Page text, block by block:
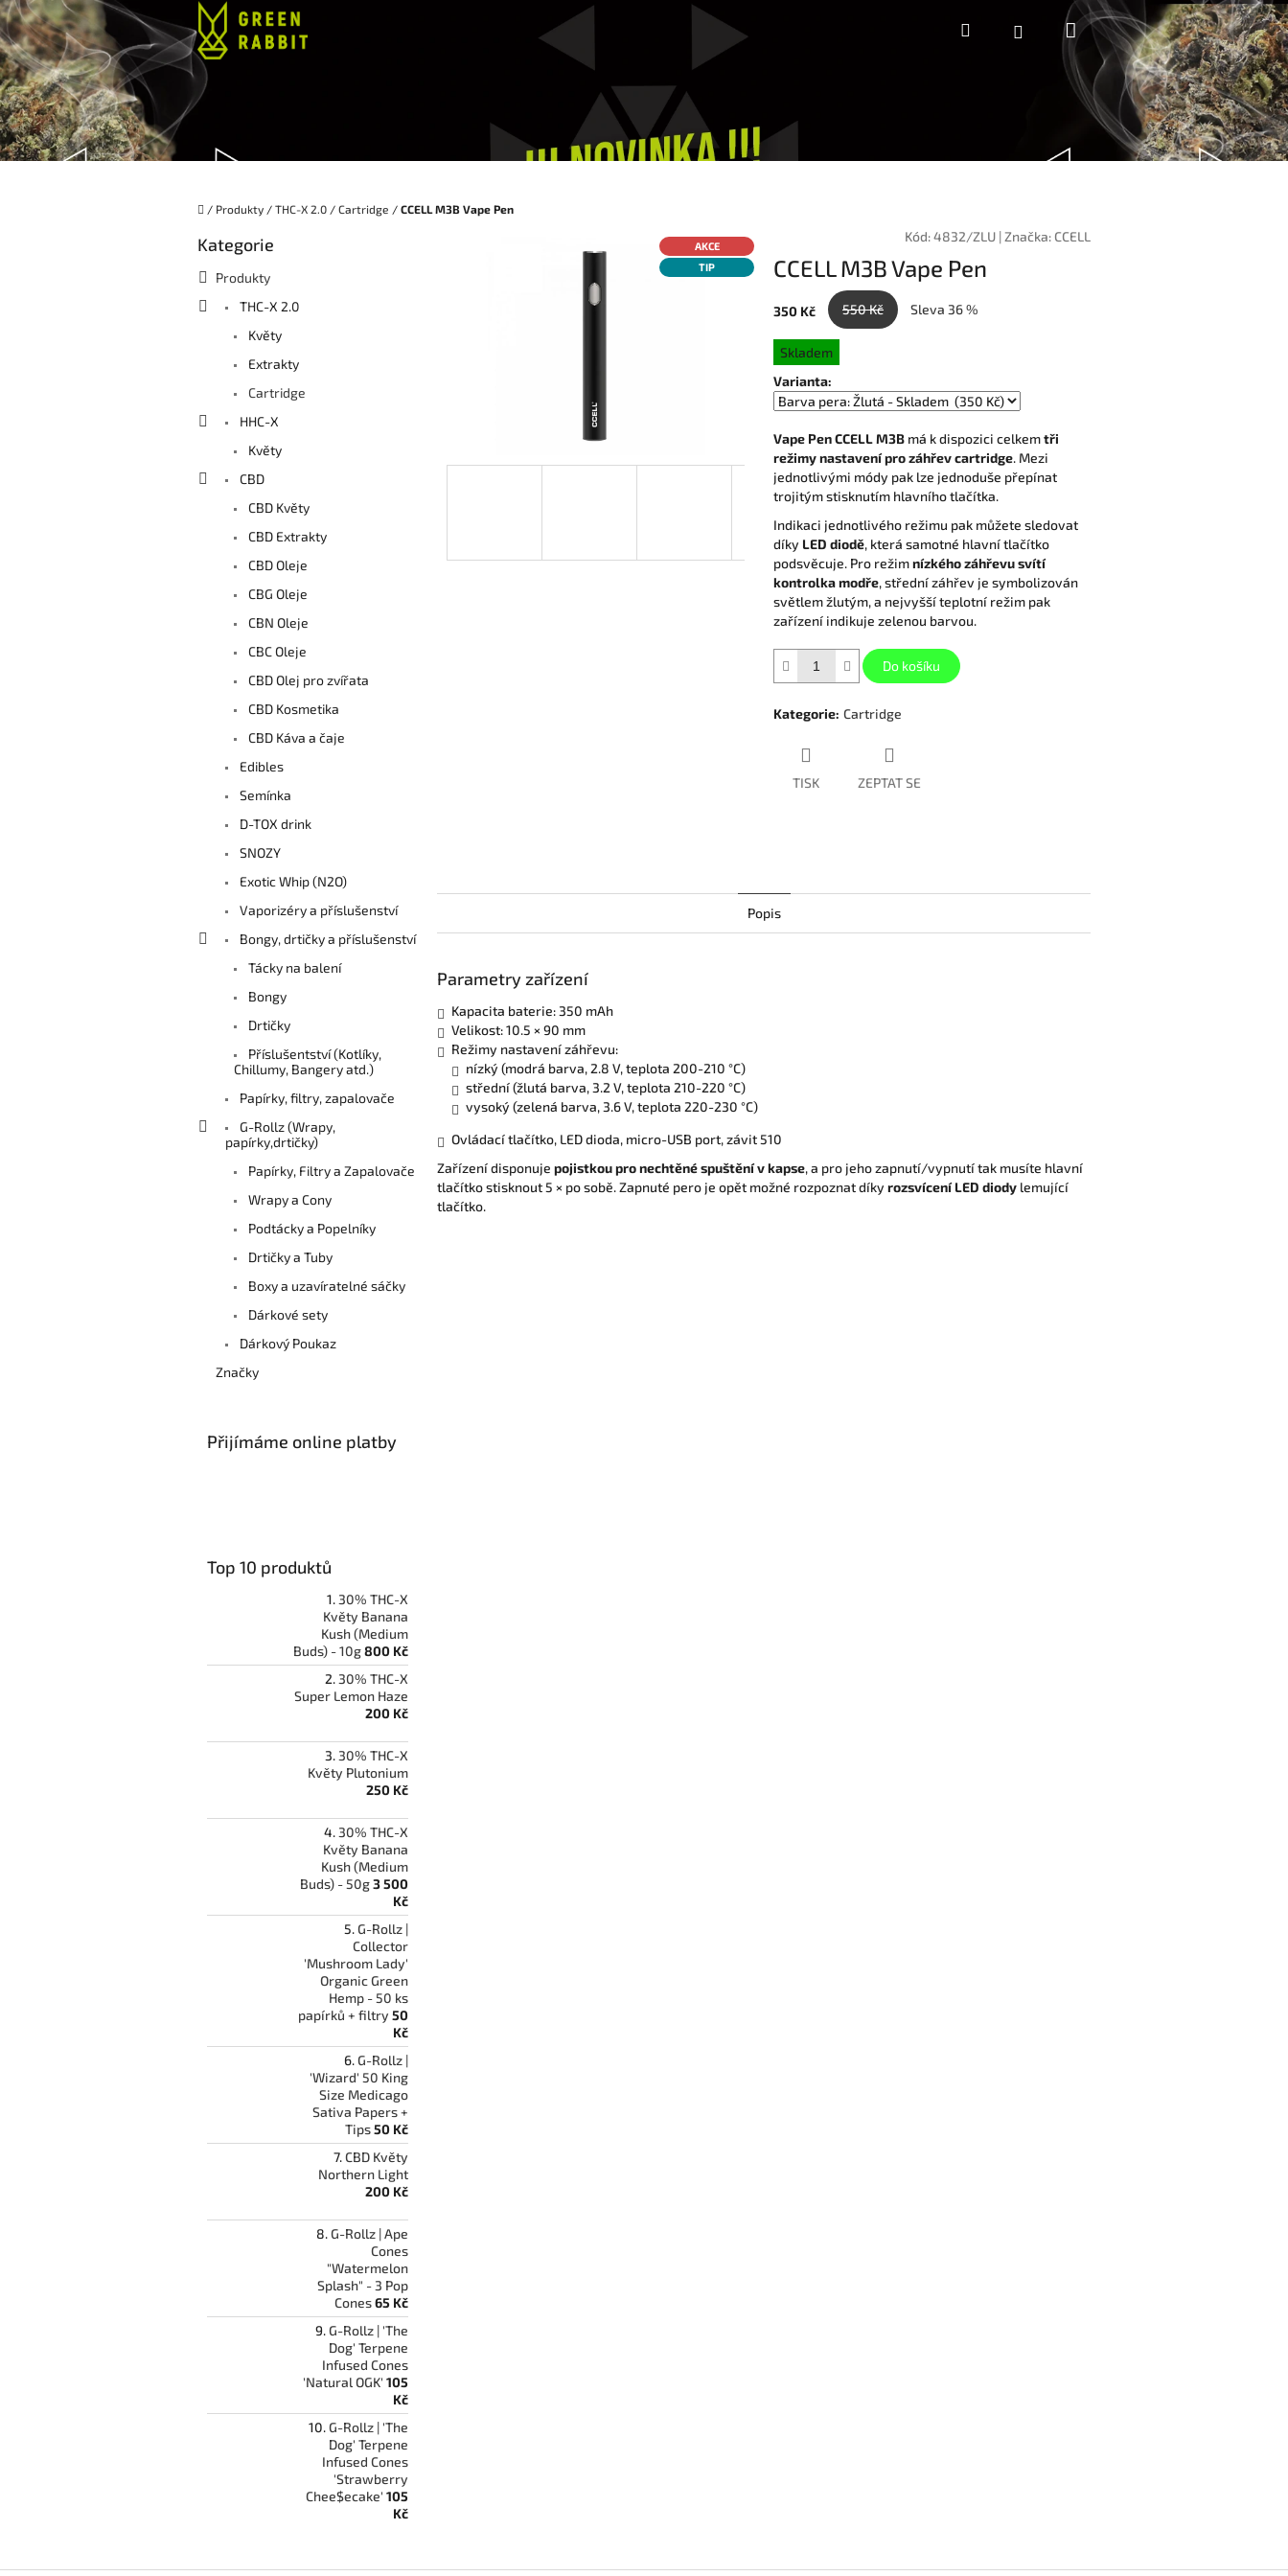
Přejít
na
obsah
HledatPřihlášeníNákupní
košík
Domů
/ Produkty / THC-X 2.0 / Cartridge / CCELL M3B Vape Pen
Přeskočit
Kategorie
Produkty
THC-X 2.0
Květy
Extrakty
Cartridge
HHC-X
Květy
CBD
CBD Květy
CBD Extrakty
CBD Oleje
CBG Oleje
CBN Oleje
CBC Oleje
CBD Olej pro zvířata
CBD Kosmetika
CBD Káva a čaje
Edibles
Semínka
D-TOX drink
SNOZY
Exotic Whip (N2O)
Vaporizéry a příslušenství
Bongy, drtičky a příslušenství
Tácky na balení
Bongy
Drtičky
Příslušentství (Kotlíky,
Chillumy, Bangery atd.)
Papírky, filtry, zapalovače
G-Rollz (Wrapy,
papírky,drtičky)
Papírky, Filtry a Zapalovače
Wrapy a Cony
Podtácky a Popelníky
Drtičky a Tuby
Boxy a uzavíratelné sáčky
Dárkové sety
Dárkový Poukaz
Značky
Přijímáme online platby
Top 10 produktů
30% THC-X
Květy Banana
Kush (Medium
Buds) - 10g800 Kč
30% THC-X
Super Lemon Haze
200 Kč
30% THC-X
Květy Plutonium
250 Kč
30% THC-X
Květy Banana
Kush (Medium
Buds) - 50g3 500
Kč
G-Rollz |
Collector
'Mushroom Lady'
Organic Green
Hemp - 50 ks
papírků + filtry 50
Kč
G-Rollz |
'Wizard' 50 King
Size Medicago
Sativa Papers +
Tips50 Kč
CBD Květy
Northern Light
200 Kč
G-Rollz | Ape
Cones
"Watermelon
Splash" - 3 Pop
Cones65 Kč
G-Rollz | 'The
Dog' Terpene
Infused Cones
'Natural OGK' 105
Kč
G-Rollz | 'The
Dog' Terpene
Infused Cones
'Strawberry
Chee$ecake' 105
Kč
AKCE
TIP
Kód:4832/ZLU |Značka: CCELL
CCELL M3B Vape Pen
350 Kč 550 Kč
Sleva 36 %
Měrná
cena:
Skladem
Varianta:
Vape Pen CCELL M3B má k dispozici celkemtři
režimy nastavení pro záhřev cartridge. Mezi
jednotlivými módy pak lze jednoduše přepínat
trojitým stisknutím hlavního tlačítka.
Indikaci jednotlivého režimu pak můžete sledovat
díky LED diodě, která samotné hlavní tlačítko
podsvěcuje. Pro režimnízkého záhřevu svítí
kontrolka modře, střední záhřev je symbolizován
světlem žlutým, a nejvyšší teplotní režim pak
zařízení indikuje zelenou barvou.
Do košíku
Kategorie: Cartridge
TISK ZEPTAT SE
Popis
Parametry zařízení
Kapacita baterie: 350 mAh
Velikost: 10.5 × 90 mm
Režimy nastavení záhřevu:
nízký (modrá barva, 2.8 V, teplota 200-210 °C)
střední (žlutá barva, 3.2 V, teplota 210-220 °C)
vysoký (zelená barva, 3.6 V, teplota 220-230 °C)
Ovládací tlačítko, LED dioda, micro-USB port, závit 510
Zařízení disponuje pojistkou pro nechtěné spuštění v kapse, a pro jeho zapnutí/vypnutí tak musíte hlavní
tlačítko stisknout 5 × po sobě. Zapnuté pero je opět možné rozpoznat díky rozsvícení LED diody lemující
tlačítko.